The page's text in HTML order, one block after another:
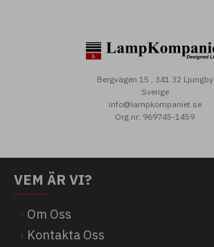
Bergvägen 15 , 341 32 Ljungby
Sverige
info@lampkompaniet.se
Org.nr: 969745-1459
VEM ÄR VI?
Om Oss
Kontakta Oss